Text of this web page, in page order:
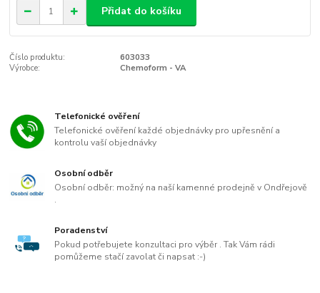
Přidat do košíku
Číslo produktu:
603033
Výrobce:
Chemoform - VA
Telefonické ověření
Telefonické ověření každé objednávky pro upřesnění a
kontrolu vaší objednávky
Osobní odběr
Osobní odběr: možný na naší kamenné prodejně v Ondřejově
.
Poradenství
Pokud potřebujete konzultaci pro výběr . Tak Vám rádi
pomůžeme stačí zavolat či napsat :-)